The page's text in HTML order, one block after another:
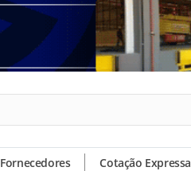
Fornecedores Cotação Expressa